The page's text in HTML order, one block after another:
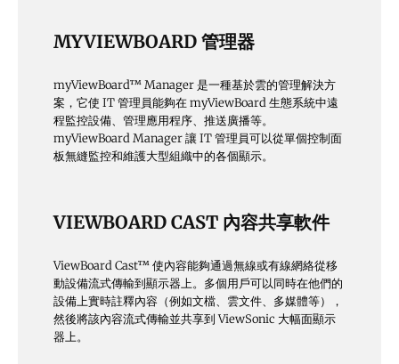
MYVIEWBOARD 管理器
myViewBoard™ Manager 是一種基於雲的管理解決方
案，它使 IT 管理員能夠在 myViewBoard 生態系統中遠
程監控設備、管理應用程序、推送廣播等。
myViewBoard Manager 讓 IT 管理員可以從單個控制面
板無縫監控和維護大型組織中的各個顯示。
VIEWBOARD CAST 內容共享軟件
ViewBoard Cast™ 使內容能夠通過無線或有線網絡從移
動設備流式傳輸到顯示器上。多個用戶可以同時在他們的
設備上實時註釋內容（例如文檔、雲文件、多媒體等），
然後將該內容流式傳輸並共享到 ViewSonic 大幅面顯示
器上。